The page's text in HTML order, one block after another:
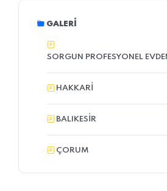
GALERI
SORGUN PROFESYONEL
HAKKARI
BALIKESIR
ÇORUM